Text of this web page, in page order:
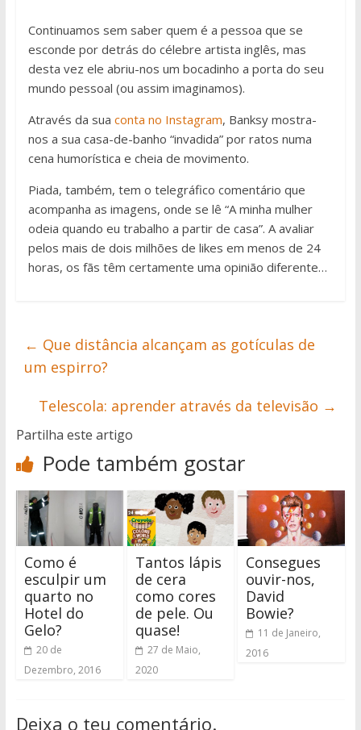
Continuamos sem saber quem é a pessoa que se
esconde por detrás do célebre artista inglês, mas
desta vez ele abriu-nos um bocadinho a porta do seu
mundo pessoal (ou assim imaginamos).
Através da sua conta no Instagram, Banksy mostra-
nos a sua casa-de-banho “invadida” por ratos numa
cena humorística e cheia de movimento.
Piada, também, tem o telegráfico comentário que
acompanha as imagens, onde se lê “A minha mulher
odeia quando eu trabalho a partir de casa”. A avaliar
pelos mais de dois milhões de likes em menos de 24
horas, os fãs têm certamente uma opinião diferente…
← Que distância alcançam as gotículas de
um espirro?
Telescola: aprender através da televisão →
Partilha este artigo
Pode também gostar
Como é
esculpir um
quarto no
Hotel do
Gelo?
20 de
Dezembro, 2016
Tantos lápis
de cera
como cores
de pele. Ou
quase!
27 de Maio,
2020
Consegues
ouvir-nos,
David
Bowie?
11 de Janeiro,
2016
Deixa o teu comentário.